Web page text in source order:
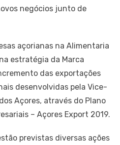
negócios junto de
açorianas na Alimentaria
estratégia da Marca
das exportações
desenvolvidas pela Vice-
Açores, através do Plano
– Açores Export 2019.
previstas diversas ações